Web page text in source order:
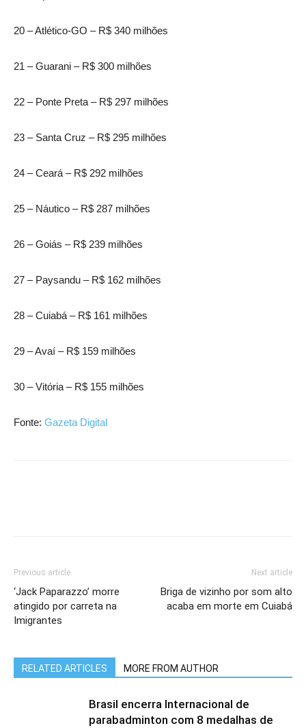
20 – Atlético-GO – R$ 340 milhões
21 – Guarani – R$ 300 milhões
22 – Ponte Preta – R$ 297 milhões
23 – Santa Cruz – R$ 295 milhões
24 – Ceará – R$ 292 milhões
25 – Náutico – R$ 287 milhões
26 – Goiás – R$ 239 milhões
27 – Paysandu – R$ 162 milhões
28 – Cuiabá – R$ 161 milhões
29 – Avaí – R$ 159 milhões
30 – Vitória – R$ 155 milhões
Fonte: Gazeta Digital
Previous article
‘Jack Paparazzo’ morre
atingido por carreta na
Imigrantes
Next article
Briga de vizinho por som alto
acaba em morte em Cuiabá
RELATED ARTICLES MORE FROM AUTHOR
Brasil encerra Internacional de
parabadminton com 8 medalhas de